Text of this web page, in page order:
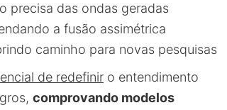
precisa das ondas geradas
a fusão assimétrica
caminho para novas pesquisas
de redefinir o entendimento
comprovando modelos